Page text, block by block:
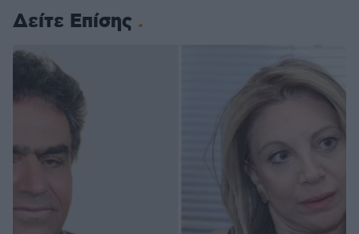
Δείτε Επίσης